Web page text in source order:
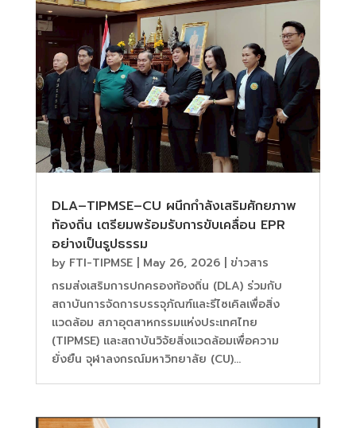
DLA–TIPMSE–CU ผนึกกำลังเสริมศักยภาพ
ท้องถิ่น เตรียมพร้อมรับการขับเคลื่อน EPR
อย่างเป็นรูปธรรม
by FTI-TIPMSE| May 26, 2026| ข่าวสาร
กรมส่งเสริมการปกครองท้องถิ่น (DLA) ร่วมกับ
สถาบันการจัดการบรรจุภัณฑ์และรีไซเคิลเพื่อสิ่ง
แวดล้อม สภาอุตสาหกรรมแห่งประเทศไทย
(TIPMSE) และสถาบันวิจัยสิ่งแวดล้อมเพื่อความ
ยั่งยืน จุฬาลงกรณ์มหาวิทยาลัย (CU)...